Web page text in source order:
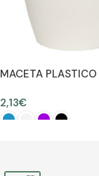
MACETA PLASTICO
2,13€